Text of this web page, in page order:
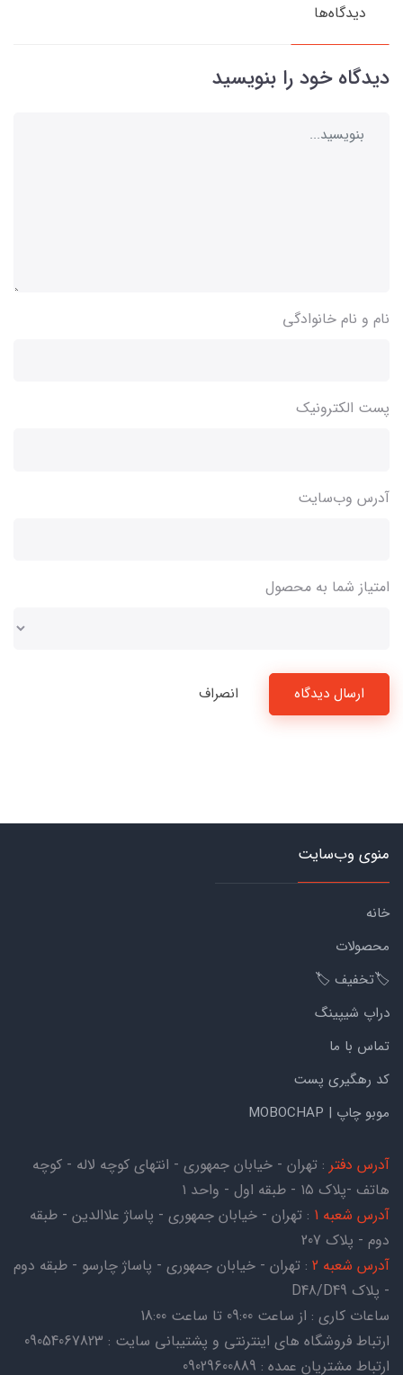
دیدگاه‌ها
دیدگاه خود را بنویسید
نام و نام خانوادگی
پست الکترونیک
آدرس وب‌سایت
امتیاز شما به محصول
ارسال دیدگاه انصراف
منوی وب‌سایت
خانه
محصولات
🏷️تخفیف 🏷️
دراپ شیپینگ
تماس با ما
کد رهگیری پست
موبو چاپ | MOBOCHAP
آدرس دفتر : تهران - خیابان جمهوری - انتهای کوچه لاله - کوچه
هاتف -پلاک ۱۵ - طبقه اول - واحد ۱
آدرس شعبه 1
: تهران - خیابان جمهوری - پاساژ علاالدین - طبقه
دوم - پلاک 207
آدرس شعبه 2
: تهران - خیابان جمهوری - پاساژ چارسو - طبقه دوم
- پلاک D48/D49
ساعات کاری : از ساعت 09:00 تا ساعت 18:00
ارتباط فروشگاه های اینترنتی و پشتیبانی سایت : 09054067823
ارتباط مشتریان عمده : 09029600889